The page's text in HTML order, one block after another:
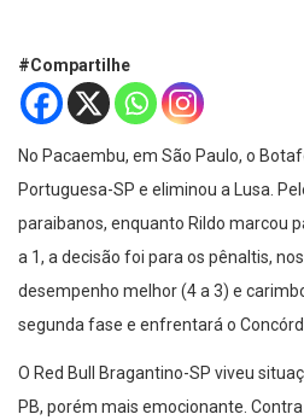
#Compartilhe
No Pacaembu, em São Paulo, o
Portuguesa-SP e eliminou a Lusa.
paraibanos, enquanto Rildo marcou
a 1, a decisão foi para os pênaltis,
desempenho melhor (4 a 3) e
segunda fase e enfrentará o
O Red Bull Bragantino-SP viveu
PB, porém mais emocionante.